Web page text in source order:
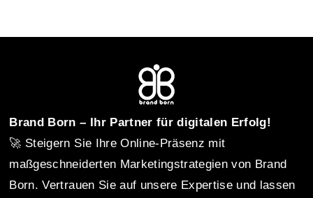
t
n
Brand Born – Ihr Partner für digitalen Erfolg!
🚀 Steigern Sie Ihre Online-Präsenz mit
maßgeschneiderten Marketingstrategien von Brand
Born. Vertrauen Sie auf unsere Expertise und lassen